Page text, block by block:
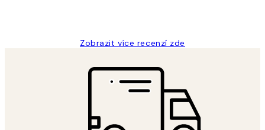
Zobrazit více recenzí zde